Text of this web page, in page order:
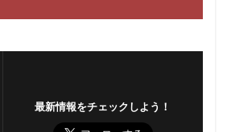
最新情報をチェックしよう！